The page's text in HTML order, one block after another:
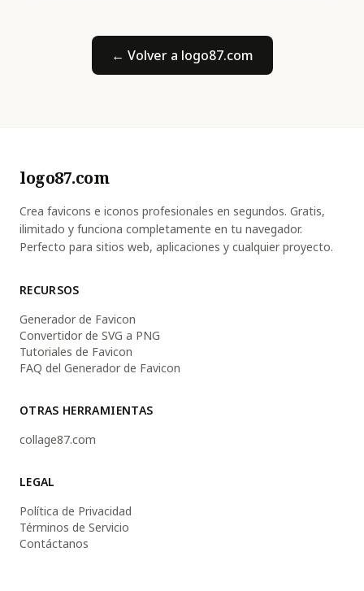
← Volver a logo87.com
logo87.com
Crea favicons e iconos profesionales en segundos. Gratis,
ilimitado y funciona completamente en tu navegador.
Perfecto para sitios web, aplicaciones y cualquier proyecto.
RECURSOS
Generador de Favicon
Convertidor de SVG a PNG
Tutoriales de Favicon
FAQ del Generador de Favicon
OTRAS HERRAMIENTAS
collage87.com
LEGAL
Política de Privacidad
Términos de Servicio
Contáctanos